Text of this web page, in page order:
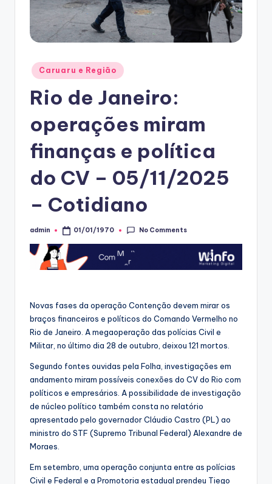
Posted
in
Caruaru e Região
Rio de Janeiro:
operações miram
finanças e política
do CV – 05/11/2025
– Cotidiano
Posted
admin 01/01/1970 No Comments
Novas fases da operação Contenção devem mirar os
braços financeiros e políticos do Comando Vermelho no
Rio de Janeiro. A megaoperação das polícias Civil e
Militar, no último dia 28 de outubro, deixou 121 mortos.
Segundo fontes ouvidas pela Folha, investigações em
andamento miram possíveis conexões do CV do Rio com
políticos e empresários. A possibilidade de investigação
de núcleo político também consta no relatório
apresentado pelo governador Cláudio Castro (PL) ao
ministro do STF (Supremo Tribunal Federal) Alexandre de
Moraes.
Em setembro, uma operação conjunta entre as polícias
Civil e Federal e a Promotoria estadual prendeu Tiego